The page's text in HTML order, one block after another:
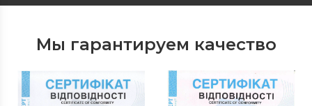
Мы гарантируем качество